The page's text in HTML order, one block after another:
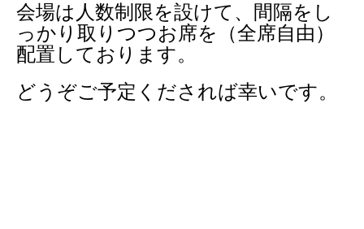
会場は人数制限を設けて、間隔をし
っかり取りつつお席を（全席自由）
配置しております。
どうぞご予定くだされば幸いです。